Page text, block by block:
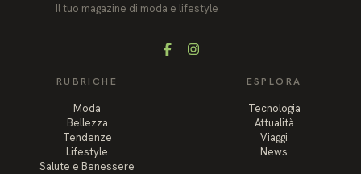
Il tuo magazine di moda e lifestyle
FacebookInstagram
RUBRICHE
Moda
Bellezza
Tendenze
Lifestyle
Salute e Benessere
ESPLORA
Tecnologia
Attualità
Viaggi
News